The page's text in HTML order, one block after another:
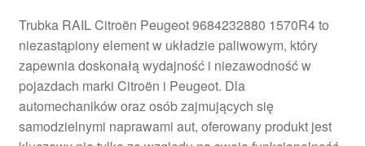
Moje konto
O nas
Płatności
Trubka RAIL Citroën Peugeot 9684232880 1570R4 to
niezastąpiony element w układzie paliwowym, który
zapewnia doskonałą wydajność i niezawodność w
pojazdach marki Citroën i Peugeot. Dla
automechaników oraz osób zajmujących się
samodzielnymi naprawami aut, oferowany produkt jest